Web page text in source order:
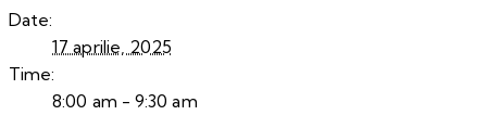
Date:
17 aprilie, 2025
Time:
8:00 am - 9:30 am